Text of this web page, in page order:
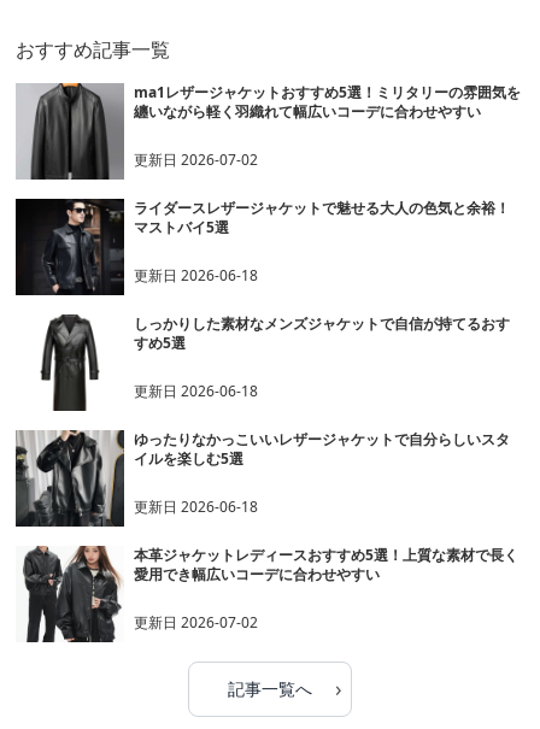
おすすめ記事一覧
ma1レザージャケットおすすめ5選！ミリタリーの雰囲気を
纏いながら軽く羽織れて幅広いコーデに合わせやすい
更新日2026-07-02
ライダースレザージャケットで魅せる大人の色気と余裕！
マストバイ5選
更新日2026-06-18
しっかりした素材なメンズジャケットで自信が持てるおす
すめ5選
更新日2026-06-18
ゆったりなかっこいいレザージャケットで自分らしいスタ
イルを楽しむ5選
更新日2026-06-18
本革ジャケットレディースおすすめ5選！上質な素材で長く
愛用でき幅広いコーデに合わせやすい
更新日2026-07-02
記事一覧へ ›